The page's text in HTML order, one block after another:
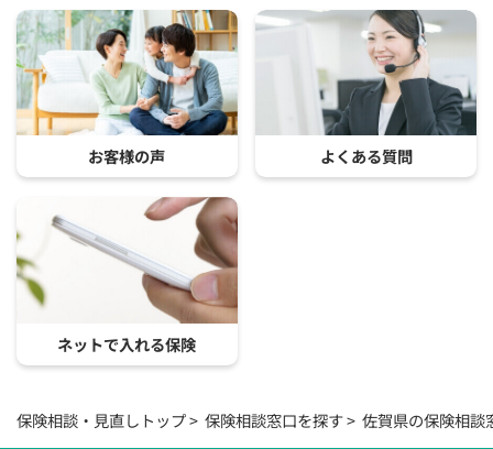
お客様の声 よくある質問
ネットで入れる保険
保険相談・見直しトップ 保険相談窓口を探す 佐賀県の保険相談